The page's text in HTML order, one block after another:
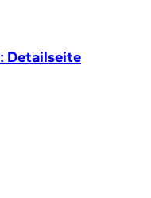
: Detailseite